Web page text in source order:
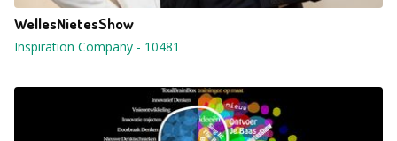
WellesNietesShow
Inspiration Company - 10481